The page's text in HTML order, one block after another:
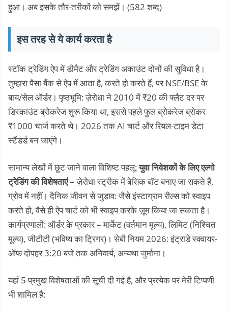
हुआ। अब इसके तौर-तरीकों को समझें। (582 शब्द)
इस तरह से ये कार्य करता है
स्टॉक ट्रेडिंग ऐप में डीमैट और ट्रेडिंग अकाउंट दोनों की सुविधा है।
तुम्हारा पैसा बैंक से ऐप में आता है, करते हो करते हैं, पर NSE/BSE के
बाय/सेल ऑर्डर। पृष्ठभूमि: ज़ेरोधा ने 2010 में ₹20 की फ्लैट दर पर
डिस्काउंट ब्रोकरेज शुरू किया था, इससे पहले फुल ब्रोकरेज ब्रोकर
₹1000 चार्ज करते थे। 2026 तक AI चार्ट और रियल-टाइम डेटा
स्टैंडर्ड बन जाएंगे।
सामान्य लेखों में छूट जाने वाला विशिष्ट पहलू:युवा निवेशकों के लिए एल्गो
ट्रेडिंग की विशेषताएं– ज़ेरोधा स्ट्रीक में बेसिक बॉट बनाए जा सकते हैं,
ग्रोव में नहीं। दैनिक जीवन से जुड़ाव: जैसे इंस्टाग्राम रील्स को स्वाइप
करते हो, वैसे ही ऐप चार्ट को भी स्वाइप करके ज़ूम किया जा सकता है।
कार्यप्रणाली: ऑर्डर के प्रकार – मार्केट (वर्तमान मूल्य), लिमिट (निश्चित
मूल्य), जीटीटी (भविष्य का ट्रिगर)। सेबी नियम 2026: इंट्राडे स्क्वायर-
ऑफ दोपहर 3:20 बजे तक अनिवार्य, अन्यथा जुर्माना।
यहां 5 प्रमुख विशेषताओं की सूची दी गई है, और प्रत्येक पर मेरी टिप्पणी
भी शामिल है: